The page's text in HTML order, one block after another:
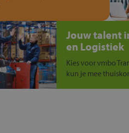
Jouw talent
en Logistiek
Kies voor vmbo
kun je mee